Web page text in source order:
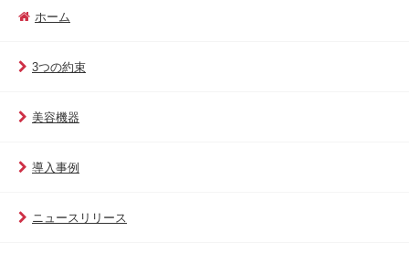
ホーム
3つの約束
美容機器
導入事例
ニュースリリース